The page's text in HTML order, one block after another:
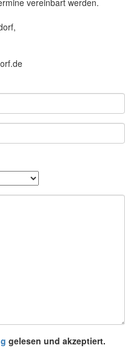
vereinbart werden.
gelesen und akzeptiert.